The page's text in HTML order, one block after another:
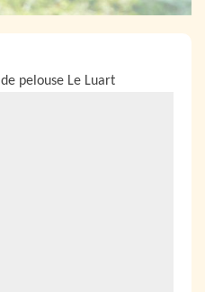
pelouse Le Luart